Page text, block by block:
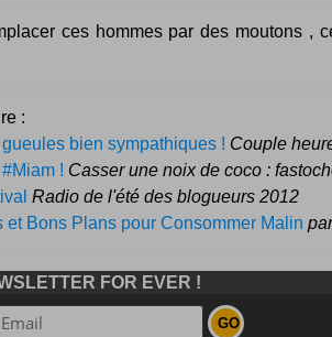
ces hommes par des moutons ,
:
bien sympathiques ! Couple
! Casser une noix de coco :
Radio de l'été des blogueurs 2012
et Bons Plans pour Consommer Malin
FOR EVER !